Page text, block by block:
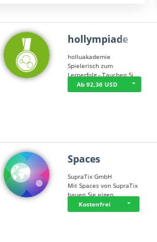
hollympiade
holluakademie
Spielerisch zum
Lernerfolg - Tauchen Si…
Ab 92,36 USD
Spaces
SupraTix GmbH
Mit Spaces von SupraTix
bauen Sie eigen…
Kostenfrei